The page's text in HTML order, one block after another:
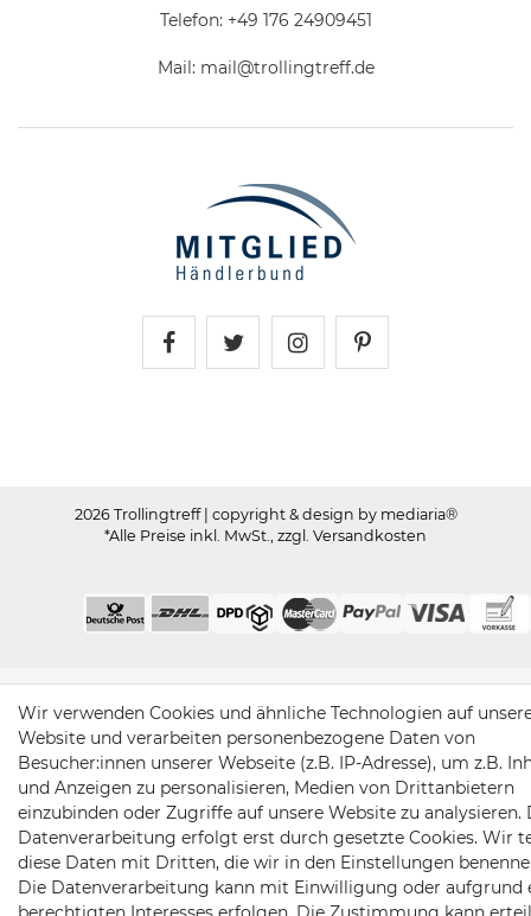
Telefon: +49 176 24909451
Mail: mail@trollingtreff.de
2026 Trollingtreff | copyright & design by mediaria®
*Alle Preise inkl. MwSt., zzgl. Versandkosten
Wir verwenden Cookies und ähnliche Technologien auf
Website und verarbeiten personenbezogene Daten von
Besucher:innen unserer Webseite (z.B. IP-Adresse), um z.B.
und Anzeigen zu personalisieren, Medien von Drittanbietern
einzubinden oder Zugriffe auf unsere Website zu analysieren.
Datenverarbeitung erfolgt erst durch gesetzte Cookies. Wir
diese Daten mit Dritten, die wir in den Einstellungen
Die Datenverarbeitung kann mit Einwilligung oder aufgrund